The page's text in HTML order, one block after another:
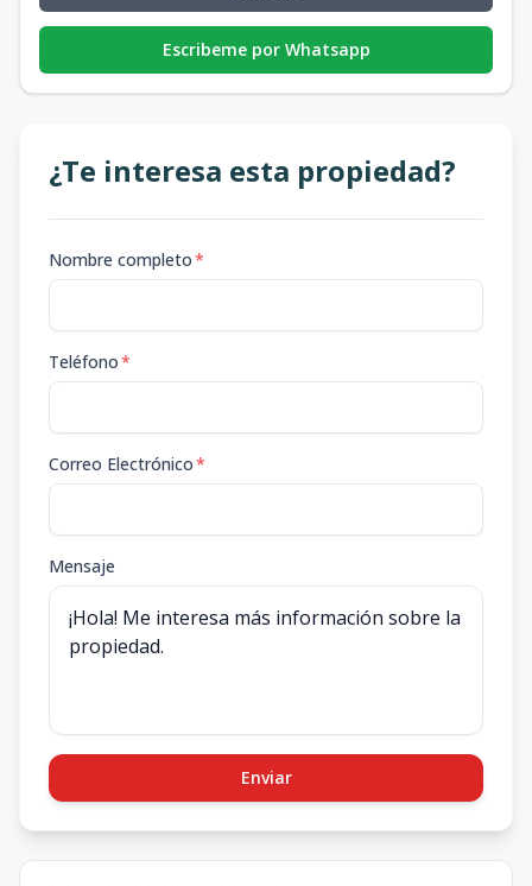
Escribeme por Whatsapp
¿Te interesa esta propiedad?
Nombre completo*
Teléfono*
Correo Electrónico*
Mensaje
Enviar